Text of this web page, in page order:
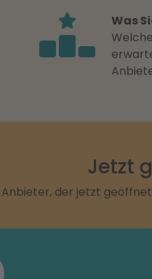
Was
Jetzt
Anbieter, der jetzt